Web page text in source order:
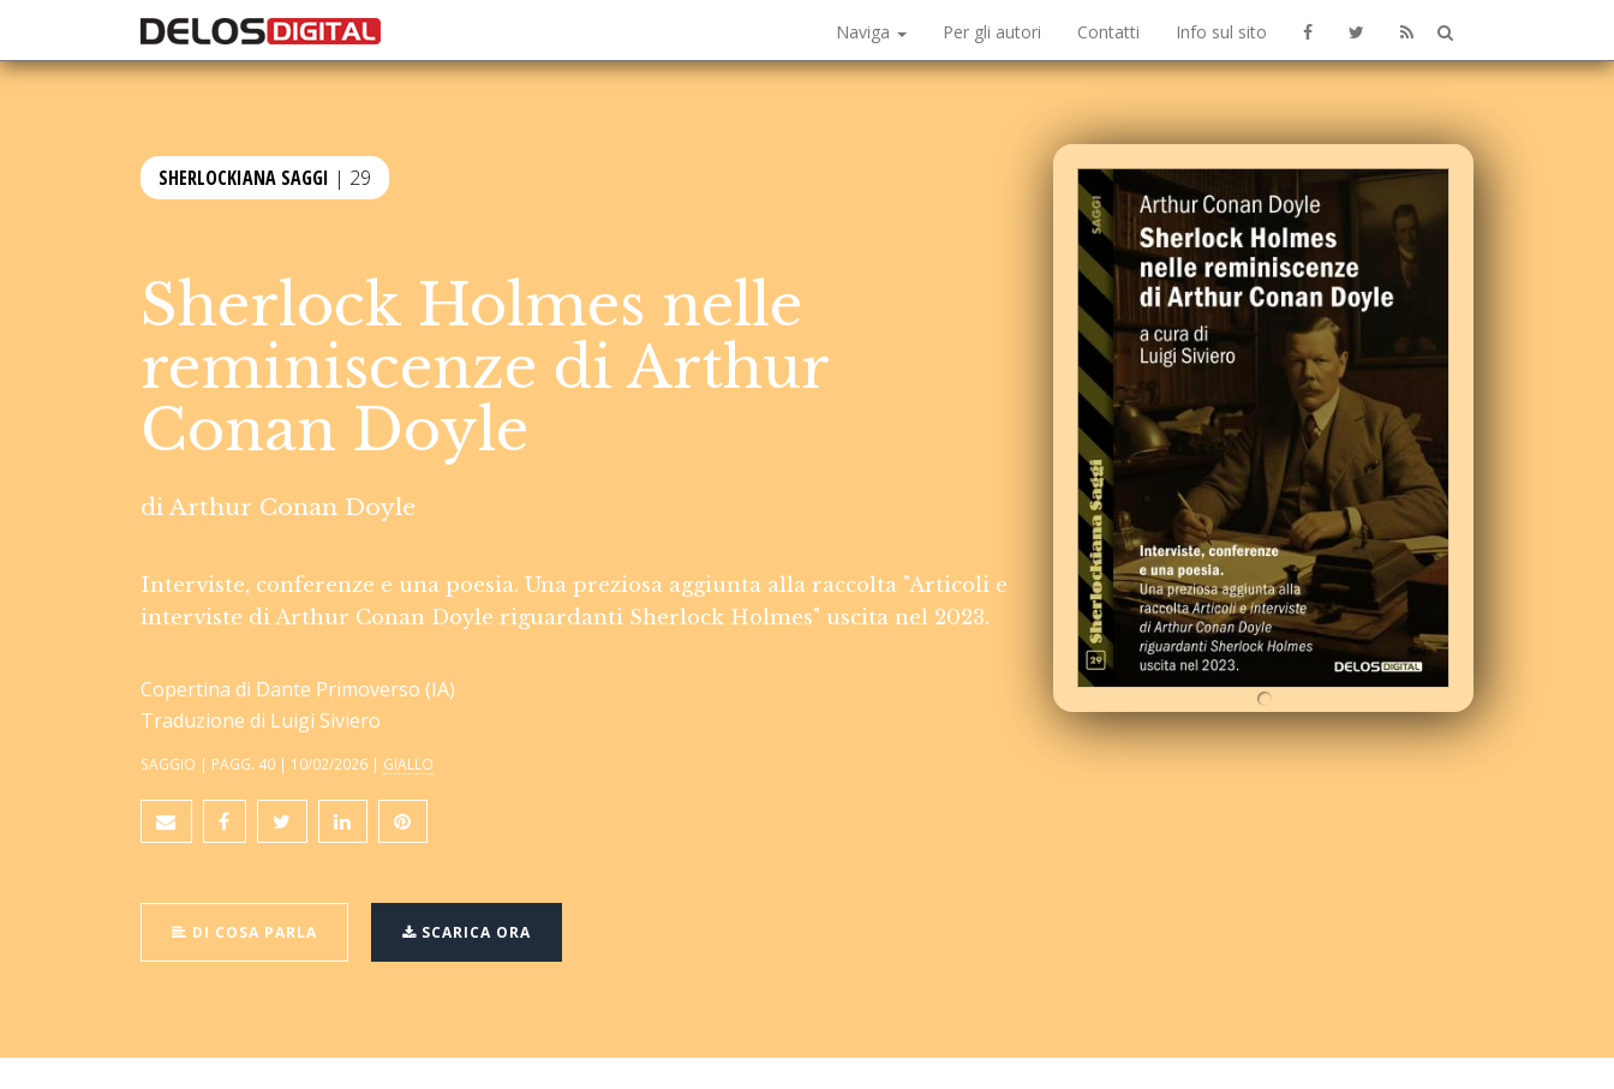
Naviga Per gli autori Contatti Info sul sito
SHERLOCKIANA SAGGI | 29
Sherlock Holmes nelle
reminiscenze di Arthur
Conan Doyle
di Arthur Conan Doyle
Interviste, conferenze e una poesia. Una preziosa aggiunta alla raccolta "Articoli e
interviste di Arthur Conan Doyle riguardanti Sherlock Holmes" uscita nel 2023.
Copertina di Dante Primoverso (IA)
Traduzione di Luigi Siviero
SAGGIO | PAGG. 40 | 10/02/2026 | GIALLO
DI COSA PARLA SCARICA ORA